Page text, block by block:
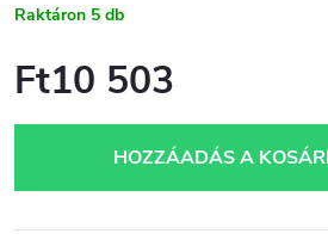
Raktáron 5 db
Ft10 503
HOZZÁADÁS A